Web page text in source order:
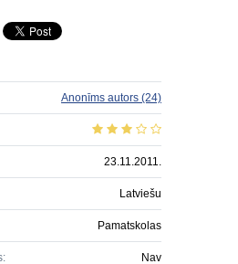
Anonīms autors (24)
23.11.2011.
Latviešu
Pamatskolas
Nav